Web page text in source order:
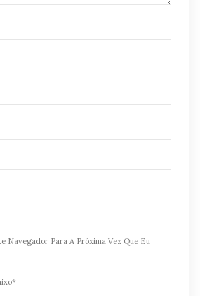
Navegador Para A Próxima Vez Que Eu